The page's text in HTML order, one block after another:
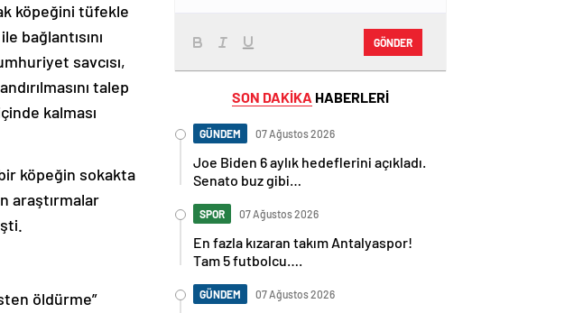
köpeğini tüfekle
bağlantısını
savcısı,
talep
kalması
köpeğin sokakta
araştırmalar
öldürme”
GÖNDER
SON DAKİKA HABERLERİ
GÜNDEM 07 Ağustos 2026
Joe Biden 6 aylık hedeflerini açıkladı.
Senato buz gibi…
SPOR 07 Ağustos 2026
En fazla kızaran takım Antalyaspor!
Tam 5 futbolcu….
GÜNDEM 07 Ağustos 2026